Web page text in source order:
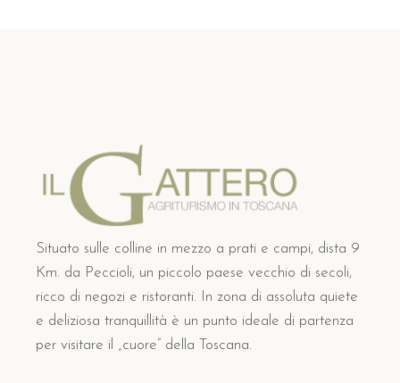
Situato sulle colline in mezzo a prati e campi, dista 9
Km. da Peccioli, un piccolo paese vecchio di secoli,
ricco di negozi e ristoranti. In zona di assoluta quiete
e deliziosa tranquillità è un punto ideale di partenza
per visitare il „cuore” della Toscana.